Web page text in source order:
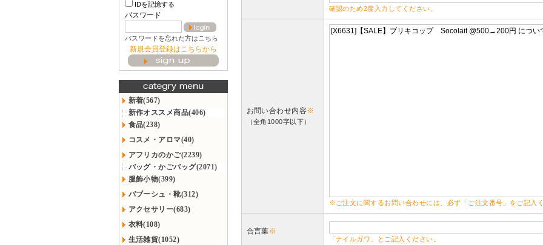
IDを記憶する
パスワード
パスワードを忘れた方はこちら
新規会員登録はこちらから
新着(567)
新作オススメ商品(406)
食品(238)
コスメ・アロマ(40)
アフリカのかご(2239)
バッグ・かごバッグ(2071)
服飾小物(399)
バブーシュ・靴(312)
アクセサリー(683)
衣料(108)
生活雑貨(1052)
確認のため2度入力してください。
お問い合わせ内容※
（全角1000字以下）
※ご注文に関するお問い合わせには、必ず「ご注文番号」をご記入
合言葉※
「ナイルガワ」とご記入ください。